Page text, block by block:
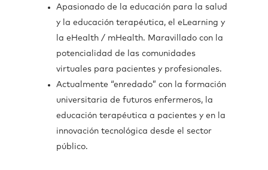
Apasionado de la educación para la salud
y la educación terapéutica, el eLearning y
la eHealth / mHealth. Maravillado con la
potencialidad de las comunidades
virtuales para pacientes y profesionales.
Actualmente “enredado” con la formación
universitaria de futuros enfermeros, la
educación terapéutica a pacientes y en la
innovación tecnológica desde el sector
público.